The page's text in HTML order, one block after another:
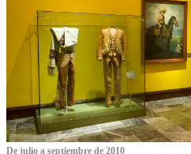
De julio a septiembre de 2010